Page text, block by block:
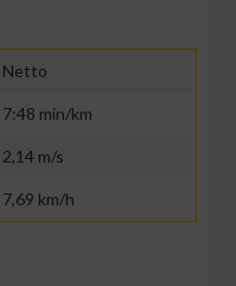
Netto
7:48 min/km
2,14 m/s
7,69 km/h